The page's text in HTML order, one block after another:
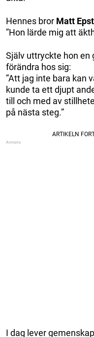
Hennes bror Matt
”Hon lärde mig att
Själv uttryckte hon en
förändra hos sig:
”Att jag inte bara kan
kunde ta ett djupt
till och med av
på nästa steg.”
I dag lever